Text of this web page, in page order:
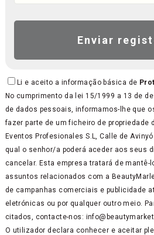
Li e aceito a informação básica de
No cumprimento da lei 15/1999 a 13 de
de dados pessoais, informamos-lhe que
fazer parte de um ficheiro de propriedade
Eventos Profesionales S.L, Calle de
qual o senhor/a poderá aceder aos seus
cancelar. Esta empresa tratará de
assuntos relacionados com a
de campanhas comerciais e publicidade
eletrónicas ou por qualquer outro meio.
citados, contacte-nos:
O utilizador declara conhecer e aceitar